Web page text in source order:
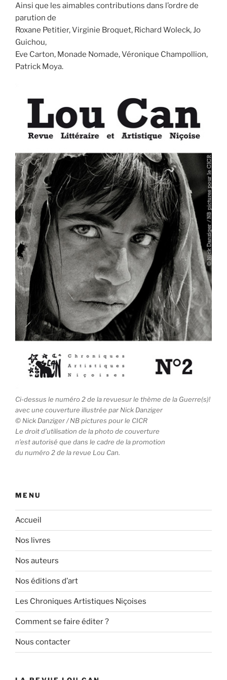
Ainsi que les aimables contributions dans l’ordre de
parution de
Roxane Petitier, Virginie Broquet, Richard Woleck, Jo
Guichou,
Eve Carton, Monade Nomade, Véronique Champollion,
Patrick Moya.
Ci-dessus le numéro 2 de la revuesur le thème de la Guerre(s)!
avec une couverture illustrée par Nick Danziger
© Nick Danziger / NB pictures pour le CICR
Le droit d’utilisation de la photo de couverture
n’est autorisé que dans le cadre de la promotion
du numéro 2 de la revue Lou Can.
MENU
Accueil
Nos livres
Nos auteurs
Nos éditions d’art
Les Chroniques Artistiques Niçoises
Comment se faire éditer ?
Nous contacter